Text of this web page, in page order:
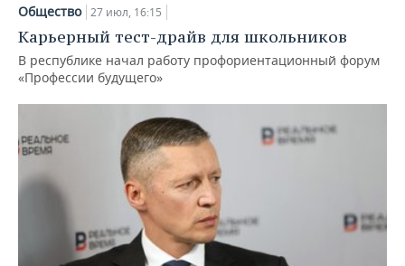
Общество 27 июл, 16:15
Карьерный тест-драйв для школьников
В республике начал работу профориентационный форум
«Профессии будущего»